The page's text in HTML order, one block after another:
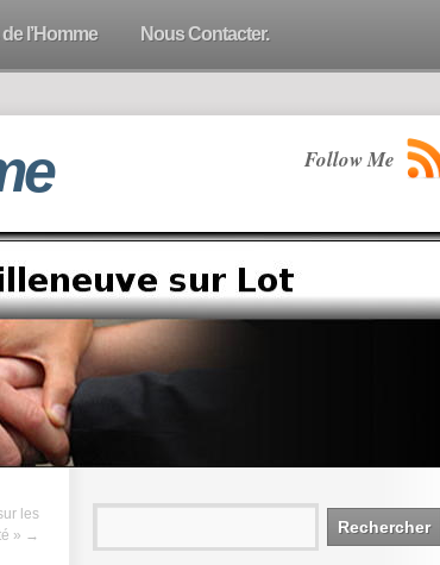
l’Homme Nous Contacter.
Follow Me
les
» →